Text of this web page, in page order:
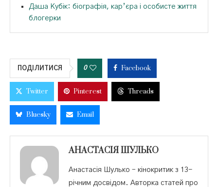
Даша Кубік: біографія, кар’єра і особисте життя
блогерки
ПОДІЛИТИСЯ 0 Facebook
Twitter Pinterest Threads
Bluesky Email
АНАСТАСІЯ ШУЛЬКО
Анастасія Шулько – кінокритик з 13-
річним досвідом. Авторка статей про